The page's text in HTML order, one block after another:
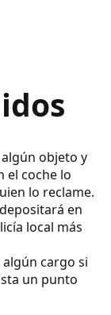
objeto y
el coche lo
lo reclame.
en
local más
cargo si
un punto